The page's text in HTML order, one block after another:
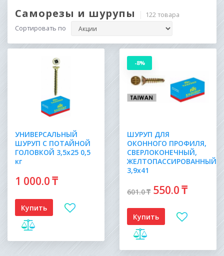
Саморезы и шурупы
122 товара
Сортировать по
УНИВЕРСАЛЬНЫЙ
ШУРУП С ПОТАЙНОЙ
ГОЛОВКОЙ 3,5х25 0,5
кг
1 000.0₸
Купить
-8%
ШУРУП ДЛЯ
ОКОННОГО ПРОФИЛЯ,
СВЕРЛОКОНЕЧНЫЙ,
ЖЕЛТОПАССИРОВАННЫЙ
3,9х41
601.0₸ 550.0₸
Купить